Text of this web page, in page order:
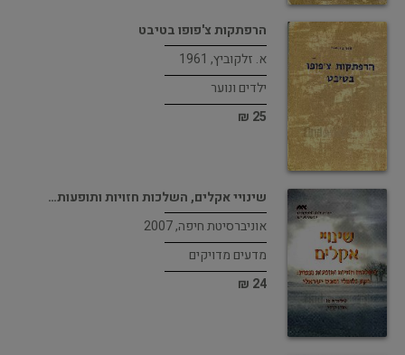
הרפתקות צ'פופו בטיבט
א. זלקוביץ, 1961
ילדים ונוער
25 ₪
שינויי אקלים, השלכות חזויות ותופעות…
אוניברסיטת חיפה, 2007
מדעים מדויקים
24 ₪